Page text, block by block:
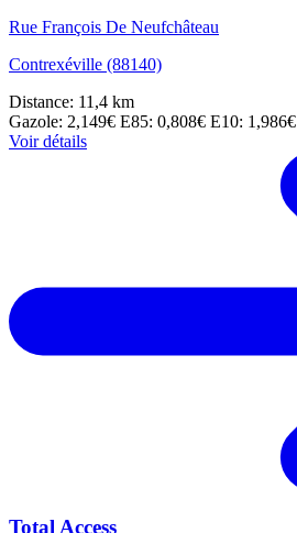
Rue François De Neufchâteau
Contrexéville (88140)
Distance: 11,4 km
Gazole: 2,149€ E85: 0,808€ E10: 1,986€
Voir détails
Total Access